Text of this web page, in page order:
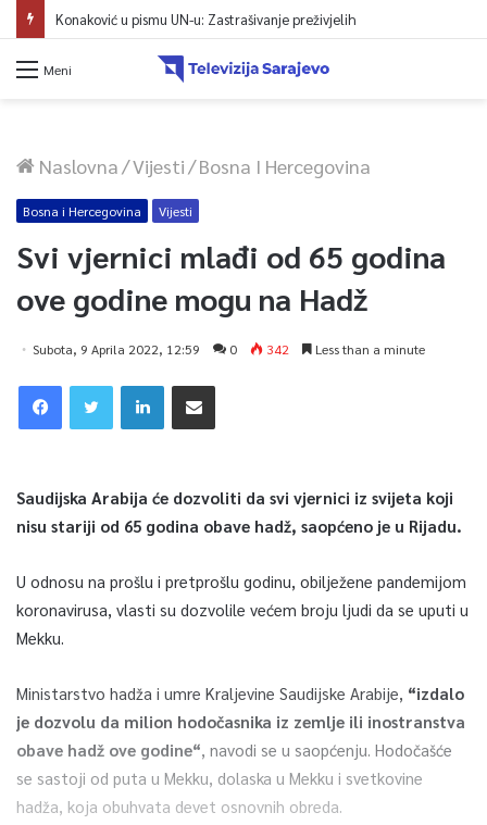
Konaković u pismu UN-u: Zastrašivanje preživjelih
Meni
Naslovna/Vijesti/Bosna I Hercegovina
Bosna i Hercegovina Vijesti
Svi vjernici mlađi od 65 godina
ove godine mogu na Hadž
Subota, 9 Aprila 2022, 12:59 0 342 Less than a minute
Saudijska Arabija će dozvoliti da svi vjernici iz svijeta koji
nisu stariji od 65 godina obave hadž, saopćeno je u Rijadu.
U odnosu na prošlu i pretprošlu godinu, obilježene pandemijom
koronavirusa, vlasti su dozvolile većem broju ljudi da se uputi u
Mekku.
Ministarstvo hadža i umre Kraljevine Saudijske Arabije, “izdalo
je dozvolu da milion hodočasnika iz zemlje ili inostranstva
obave hadž ove godine“ , navodi se u saopćenju. Hodočašće
se sastoji od puta u Mekku, dolaska u Mekku i svetkovine
hadža, koja obuhvata devet osnovnih obreda.